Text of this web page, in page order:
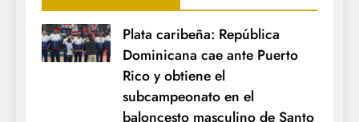
Plata caribeña: República
Dominicana cae ante Puerto
Rico y obtiene el
subcampeonato en el
baloncesto masculino de Santo